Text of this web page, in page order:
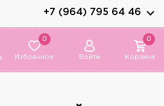
+7 (964) 795 64 46
0
Избранное Войти
0
Корзина